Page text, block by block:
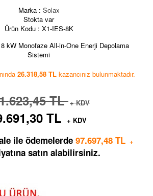
Marka : Solax
Stokta var
Ürün Kodu : X1-IES-8K
TL+ KDV
TL + KDV
26.318,58 TL kazancınız bulunmaktadır.
ile ödemelerde 97.697,48 TL +
satın alabilirsiniz.
kW Monofaze All-in-One Enerji Depolama
Sistemi